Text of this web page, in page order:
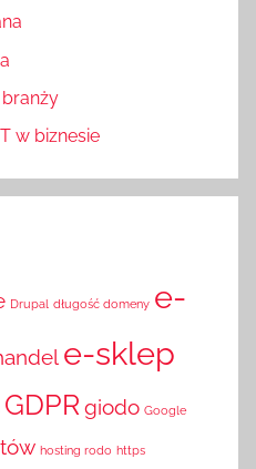
branży
w biznesie
Drupal długość domeny e-
e-sklep
GDPRgiodo Google
hosting rodo https